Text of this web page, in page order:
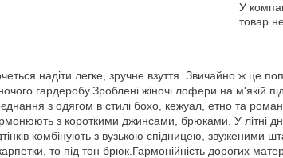
У
товар
надіти легке, зручне взуття. Звичайно ж це
гардеробу.Зроблені жіночі лофери на м'якій
з одягом в стилі бохо, кежуал, етно та
з короткими джинсами, брюками. У літні
комбінують з вузькою спідницею,
то під тон брюк.Гармонійність дорогих